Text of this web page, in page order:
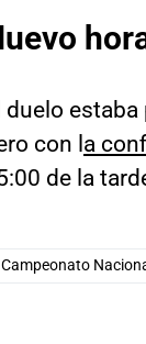
duelo
con l a
de la
Campeonato